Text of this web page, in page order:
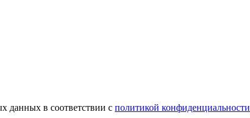
данных в соответствии с политикой конфиденциальности